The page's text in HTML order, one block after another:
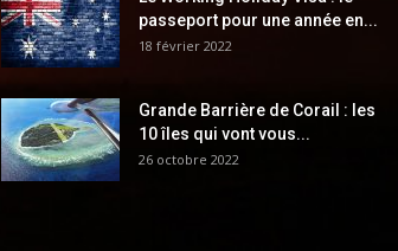
passeport pour une année en...
18 février 2022
Grande Barrière de Corail : les
10 îles qui vont vous...
26 octobre 2022